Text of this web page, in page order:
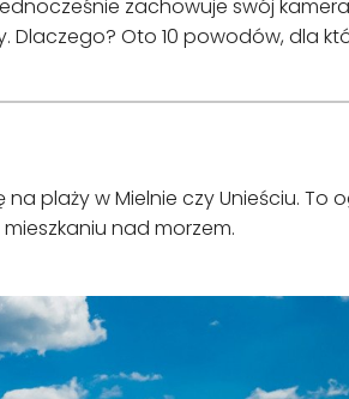
zachowuje swój
Dlaczego? Oto 10 powodów, dla
plaży w Mielnie czy Unieściu. To
nad morzem.